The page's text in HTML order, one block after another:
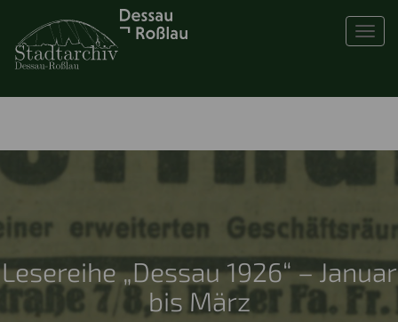
Lesereihe „Dessau 1926“ – Januar
bis März